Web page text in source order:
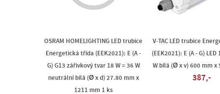
OSRAM HOMELIGHTING LED trubice
Energetická třída (EEK2021): E (A -
G) G13 zářivkový tvar 18 W = 36 W
neutrální bílá (Ø x d) 27.80 mm x
1211 mm 1 ks
V-TAC LED trubice
(EEK2021): E (A - G) LED
W bílá (Ø x v) 600 mm x
387,-